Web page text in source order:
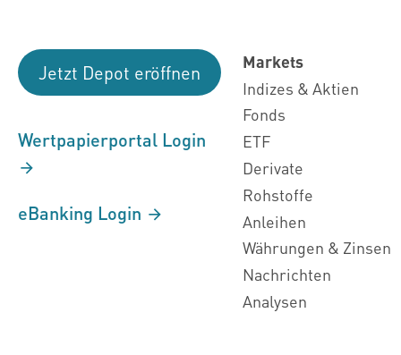
Jetzt Depot eröffnen
Wertpapierportal Login
eBanking Login
Markets
Indizes & Aktien
Fonds
ETF
Derivate
Rohstoffe
Anleihen
Währungen & Zinsen
Nachrichten
Analysen